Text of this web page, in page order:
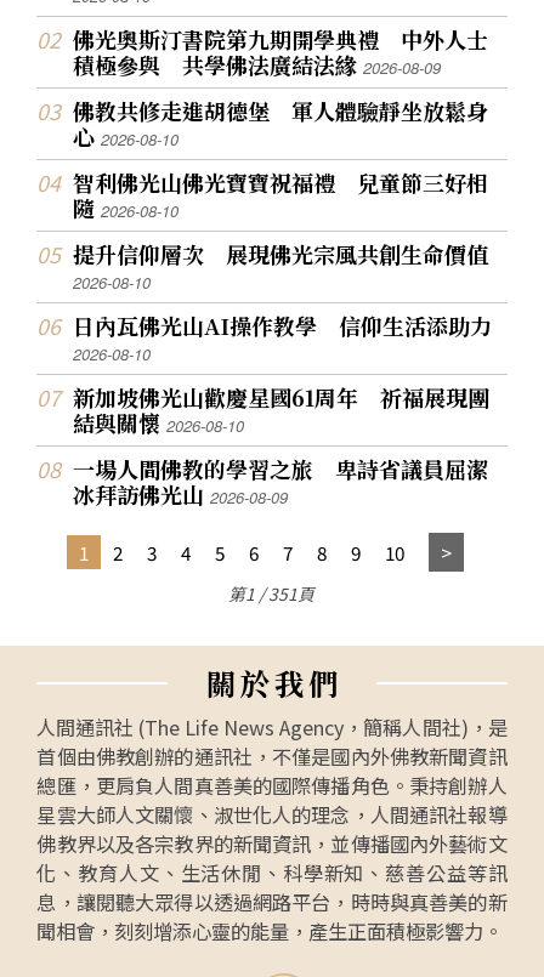
佛光奧斯汀書院第九期開學典禮 中外人士
積極參與 共學佛法廣結法緣2026-08-09
佛教共修走進胡德堡 軍人體驗靜坐放鬆身
心2026-08-10
智利佛光山佛光寶寶祝福禮 兒童節三好相
隨2026-08-10
提升信仰層次 展現佛光宗風共創生命價值
2026-08-10
日內瓦佛光山AI操作教學 信仰生活添助力
2026-08-10
新加坡佛光山歡慶星國61周年 祈福展現團
結與關懷2026-08-10
一場人間佛教的學習之旅 卑詩省議員屈潔
冰拜訪佛光山2026-08-09
1 2 3 4 5 6 7 8 9 10
第1 / 351頁
關於我們
人間通訊社 (The Life News Agency，簡稱人間社)，是
首個由佛教創辦的通訊社，不僅是國內外佛教新聞資訊
總匯，更肩負人間真善美的國際傳播角色。秉持創辦人
星雲大師人文關懷、淑世化人的理念，人間通訊社報導
佛教界以及各宗教界的新聞資訊，並傳播國內外藝術文
化、教育人文、生活休閒、科學新知、慈善公益等訊
息，讓閱聽大眾得以透過網路平台，時時與真善美的新
聞相會，刻刻增添心靈的能量，產生正面積極影響力。